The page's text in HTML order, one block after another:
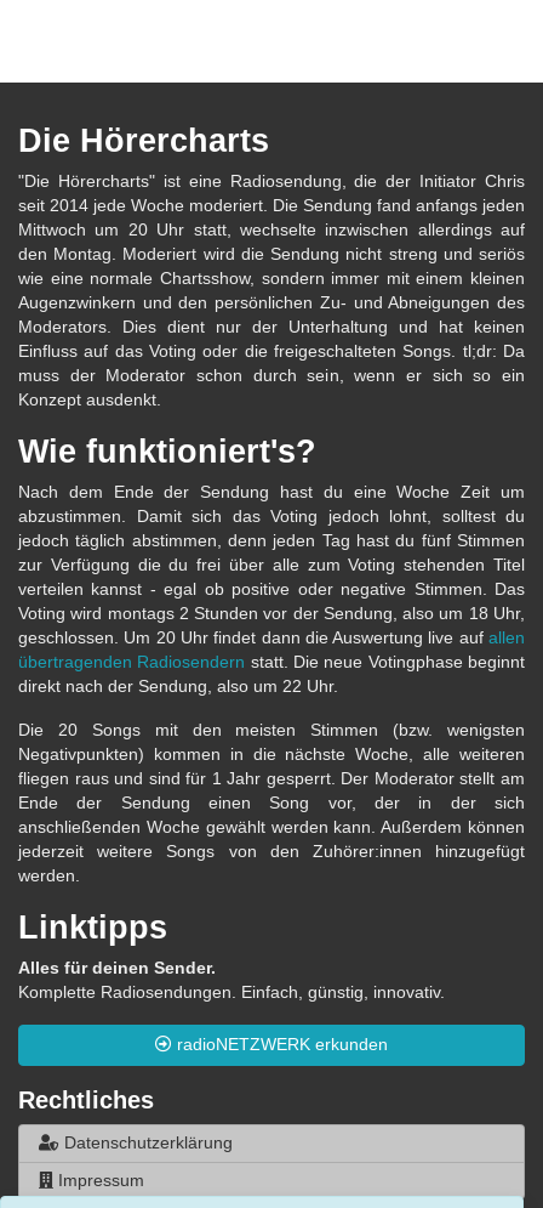
Die Hörercharts
"Die Hörercharts" ist eine Radiosendung, die der Initiator Chris
seit 2014 jede Woche moderiert. Die Sendung fand anfangs jeden
Mittwoch um 20 Uhr statt, wechselte inzwischen allerdings auf
den Montag. Moderiert wird die Sendung nicht streng und seriös
wie eine normale Chartsshow, sondern immer mit einem kleinen
Augenzwinkern und den persönlichen Zu- und Abneigungen des
Moderators. Dies dient nur der Unterhaltung und hat keinen
Einfluss auf das Voting oder die freigeschalteten Songs. tl;dr: Da
muss der Moderator schon durch sein, wenn er sich so ein
Konzept ausdenkt.
Wie funktioniert's?
Nach dem Ende der Sendung hast du eine Woche Zeit um
abzustimmen. Damit sich das Voting jedoch lohnt, solltest du
jedoch täglich abstimmen, denn jeden Tag hast du fünf Stimmen
zur Verfügung die du frei über alle zum Voting stehenden Titel
verteilen kannst - egal ob positive oder negative Stimmen. Das
Voting wird montags 2 Stunden vor der Sendung, also um 18 Uhr,
geschlossen. Um 20 Uhr findet dann die Auswertung live auf allen
übertragenden Radiosendern statt. Die neue Votingphase beginnt
direkt nach der Sendung, also um 22 Uhr.
Die 20 Songs mit den meisten Stimmen (bzw. wenigsten
Negativpunkten) kommen in die nächste Woche, alle weiteren
fliegen raus und sind für 1 Jahr gesperrt. Der Moderator stellt am
Ende der Sendung einen Song vor, der in der sich
anschließenden Woche gewählt werden kann. Außerdem können
jederzeit weitere Songs von den Zuhörer:innen hinzugefügt
werden.
Linktipps
Alles für deinen Sender.
Komplette Radiosendungen. Einfach, günstig, innovativ.
radioNETZWERK erkunden
Rechtliches
Datenschutzerklärung
Impressum